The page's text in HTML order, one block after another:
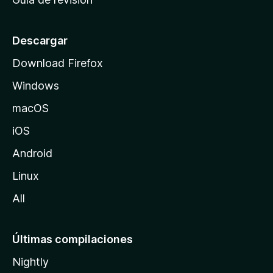
c
o
e
M
i
l
Descargar
Download Firefox
Windows
macOS
iOS
Android
Linux
All
Últimas compilaciones
Nightly